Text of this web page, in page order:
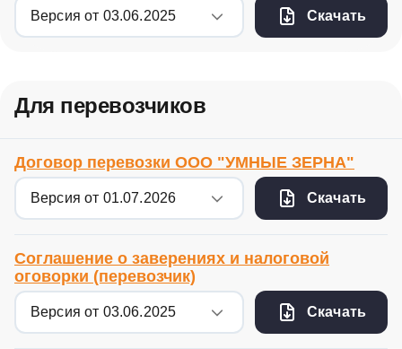
Скачать
Для перевозчиков
Договор перевозки ООО "УМНЫЕ ЗЕРНА"
Скачать
Соглашение о заверениях и налоговой
оговорки (перевозчик)
Скачать